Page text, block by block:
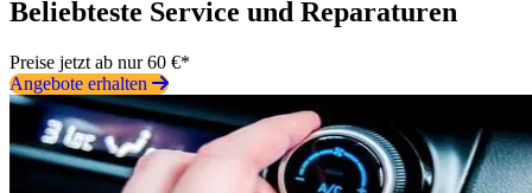
Beliebteste Service und Reparaturen
Preise jetzt ab nur 60 €*
Angebote erhalten